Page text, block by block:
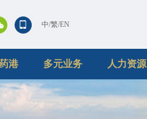
中/繁/EN
港 多元业务 人力资源